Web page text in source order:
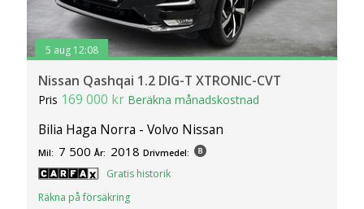
5 aug 12:08
Nissan Qashqai 1.2 DIG-T XTRONIC-CVT
Pris 169 000 kr Beräkna månadskostnad
Bilia Haga Norra - Volvo Nissan
Mil: 7 500 År: 2018 Drivmedel:
Gratis historik
Räkna på försäkring